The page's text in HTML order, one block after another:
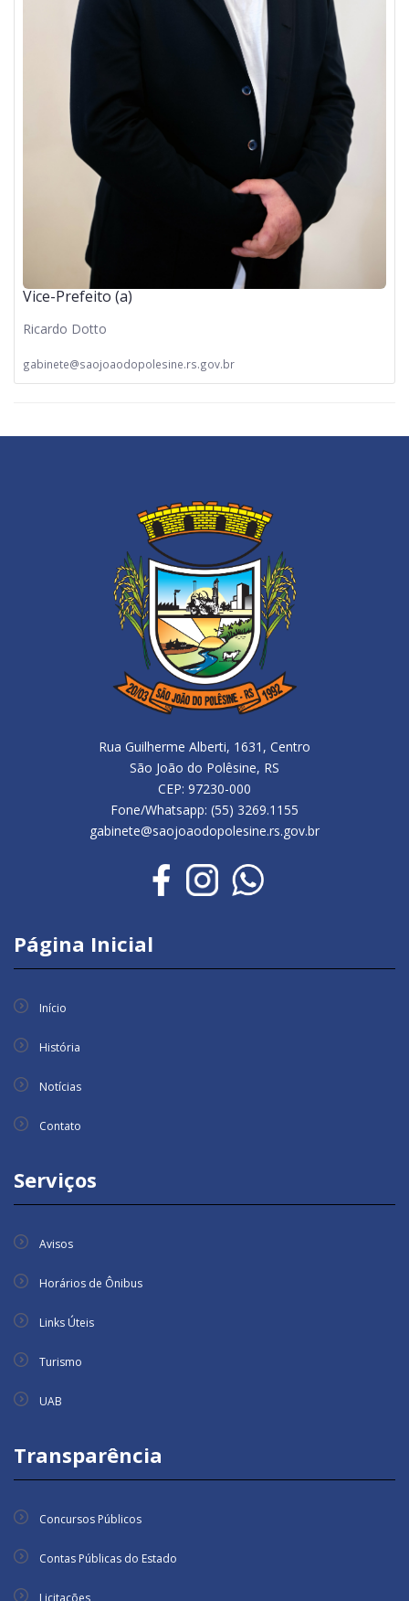
Vice-Prefeito (a)
Ricardo Dotto
gabinete@saojoaodopolesine.rs.gov.br
Rua Guilherme Alberti, 1631, Centro
São João do Polêsine, RS
CEP: 97230-000
Fone/Whatsapp: (55) 3269.1155
gabinete@saojoaodopolesine.rs.gov.br
Página Inicial
Início
História
Notícias
Contato
Serviços
Avisos
Horários de Ônibus
Links Úteis
Turismo
UAB
Transparência
Concursos Públicos
Contas Públicas do Estado
Licitações